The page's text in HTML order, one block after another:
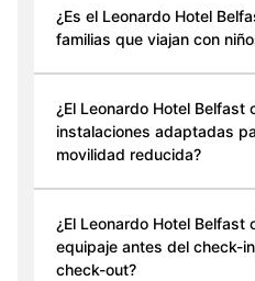
¿Es el Leonardo Hotel
familias que viajan con
¿El Leonardo Hotel Belfast
instalaciones adaptadas
movilidad reducida?
¿El Leonardo Hotel Belfast
equipaje antes del check-
check-out?